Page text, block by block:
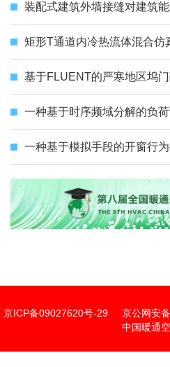
装配式建筑外墙接缝对建筑
矩形T通道内冷热流体混合仿
基于FLUENT的严寒地区坞
一种基于时序频域分解的负
一种基于模拟手段的开窗行
京ICP备09027620号-29 京公网安
中国暖通